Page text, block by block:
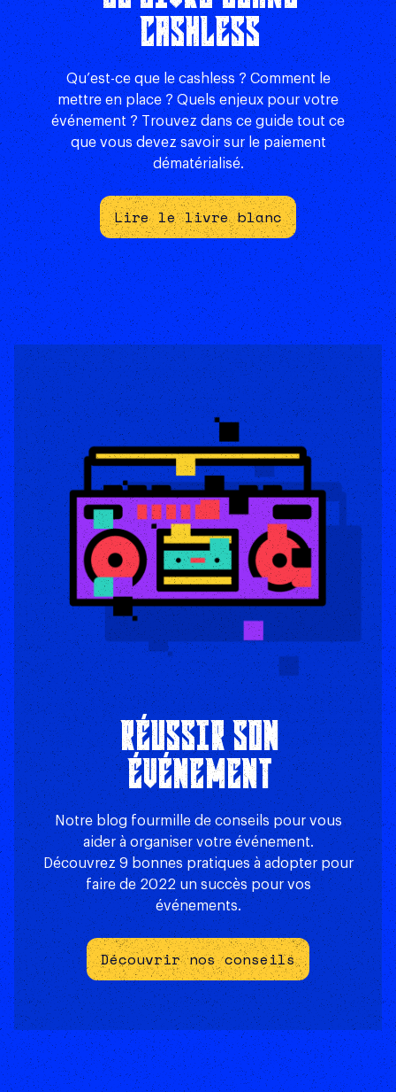
CASHLESS
Qu’est-ce que le cashless ? Comment le
mettre en place ? Quels enjeux pour votre
événement ? Trouvez dans ce guide tout ce
que vous devez savoir sur le paiement
dématérialisé.
Lire le livre blanc
RÉUSSIR SON
ÉVÉNEMENT
Notre blog fourmille de conseils pour vous
aider à organiser votre événement.
Découvrez 9 bonnes pratiques à adopter pour
faire de 2022 un succès pour vos
événements.
Découvrir nos conseils